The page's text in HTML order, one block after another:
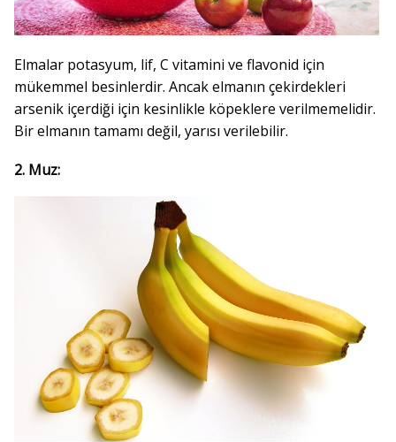
Elmalar potasyum, lif, C vitamini ve flavonid için
mükemmel besinlerdir. Ancak elmanın çekirdekleri
arsenik içerdiği için kesinlikle köpeklere verilmemelidir.
Bir elmanın tamamı değil, yarısı verilebilir.
2. Muz: